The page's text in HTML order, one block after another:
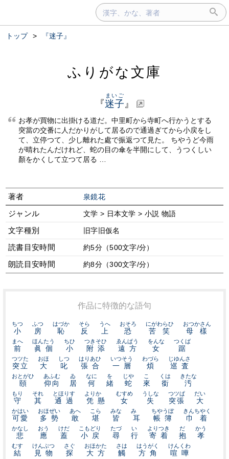
トップ > 『迷子』
ふりがな文庫
『迷子
まいご
』
お孝が買物に出掛ける道だ。中里町から寺町へ行かうとする
突當の交番に人だかりがして居るので通過ぎてから小戻をし
て、立停つて、少し離れた處で振返つて見た。 ちやうど今雨
が晴れたんだけれど、蛇の目の傘を半開にして、うつくしい
顏をかくして立つて居る …
著者 泉鏡花
ジャンル 文学 > 日本文学 > 小説 物語
文字種別 旧字旧仮名
読書目安時間 約5分（500文字/分）
朗読目安時間 約8分（300文字/分）
作品に特徴的な語句
小
ちつ
房
ふつ
恥
はづか
反
そら
上
うへ
恐
おそろ
苦笑
にがわらひ
母樣
おつかさん
前
まへ
眞個
ほんたう
小
ちひ
附添
つきそひ
遠方
ゑんぱう
女
をんな
踞
つくば
突立
つツた
大
おほ
叱
しつ
張合
はりあひ
一層
いつそう
煩
わづら
巡査
じゆんさ
頤
おとがひ
仰向
あふむ
居
ゐ
何
なに
緒
を
蛇
じや
來
こ
銜
くは
汚
きたな
守
もり
其
それ
通過
とほりす
凭懸
よりかゝ
女
むすめ
失
うしな
突張
つツぱ
大
だい
可愛
かはい
多勢
おほぜい
敢
あへ
堪
こら
皆
みな
耳
みゝ
帳簿
ちやうぼ
巾着
きんちやく
悲
かなし
應
おう
蓋
けだ
小戻
こもどり
尋
たづ
行
い
寄着
よりつき
抱
だ
孝
かう
結
むす
見物
けんぶつ
探
さぐ
大方
おほかた
觸
さは
方角
はうがく
喧嘩
けんくわ